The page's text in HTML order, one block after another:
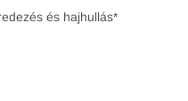
és hajhullás*